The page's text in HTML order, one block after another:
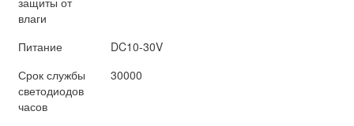
влаги
Питание
DC10-30V
Срок службы
светодиодов
часов
30000